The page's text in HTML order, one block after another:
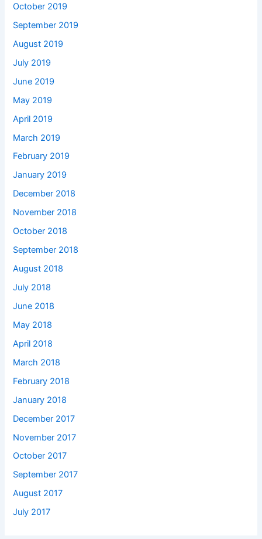
October 2019
September 2019
August 2019
July 2019
June 2019
May 2019
April 2019
March 2019
February 2019
January 2019
December 2018
November 2018
October 2018
September 2018
August 2018
July 2018
June 2018
May 2018
April 2018
March 2018
February 2018
January 2018
December 2017
November 2017
October 2017
September 2017
August 2017
July 2017